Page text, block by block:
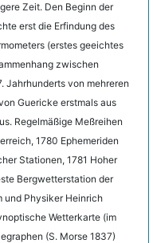
Zeit. Den Beginn der
erst die Erfindung des
(erstes geeichtes
zwischen
Jahrhunderts von mehreren
Guericke erstmals aus
Regelmäßige Meßreihen
1780 Ephemeriden
Stationen, 1781 Hoher
Bergwetterstation der
und Physiker Heinrich
Wetterkarte (im
(S. Morse 1837)